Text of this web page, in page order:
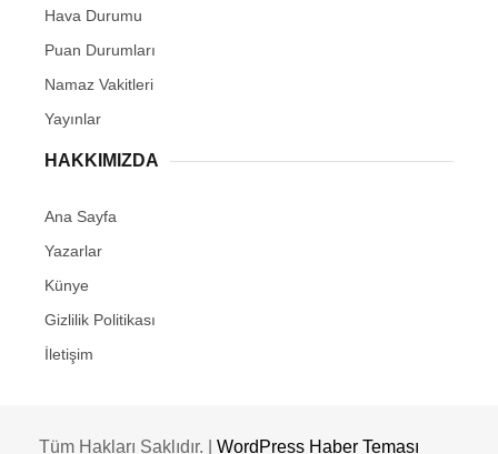
Hava Durumu
Puan Durumları
Namaz Vakitleri
Yayınlar
HAKKIMIZDA
Ana Sayfa
Yazarlar
Künye
Gizlilik Politikası
İletişim
Tüm Hakları Saklıdır. | WordPress Haber Teması